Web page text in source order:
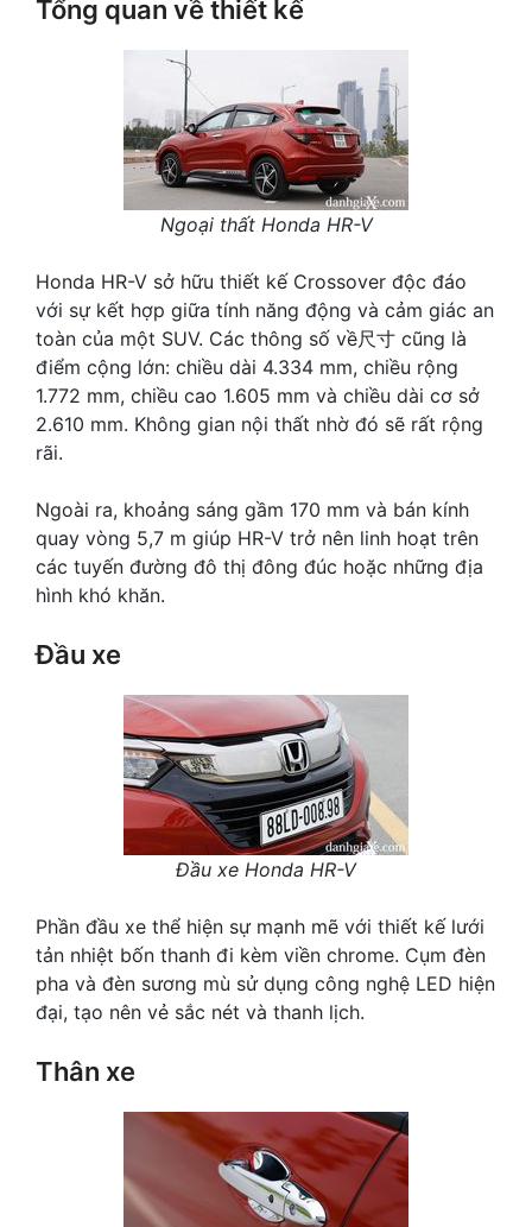
Tổng quan về thiết kế
Ngoại thất Honda HR-V
Honda HR-V sở hữu thiết kế Crossover độc đáo
với sự kết hợp giữa tính năng động và cảm giác an
toàn của một SUV. Các thông số về尺寸 cũng là
điểm cộng lớn: chiều dài 4.334 mm, chiều rộng
1.772 mm, chiều cao 1.605 mm và chiều dài cơ sở
2.610 mm. Không gian nội thất nhờ đó sẽ rất rộng
rãi.
Ngoài ra, khoảng sáng gầm 170 mm và bán kính
quay vòng 5,7 m giúp HR-V trở nên linh hoạt trên
các tuyến đường đô thị đông đúc hoặc những địa
hình khó khăn.
Đầu xe
Đầu xe Honda HR-V
Phần đầu xe thể hiện sự mạnh mẽ với thiết kế lưới
tản nhiệt bốn thanh đi kèm viền chrome. Cụm đèn
pha và đèn sương mù sử dụng công nghệ LED hiện
đại, tạo nên vẻ sắc nét và thanh lịch.
Thân xe